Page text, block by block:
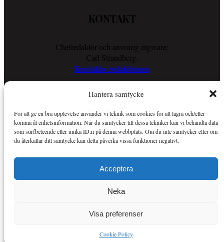
Hantera samtycke
För att ge en bra upplevelse använder vi teknik som cookies för att lagra och/eller
komma åt enhetsinformation. När du samtycker till dessa tekniker kan vi behandla data
som surfbeteende eller unika ID:n på denna webbplats. Om du inte samtycker eller om
du återkallar ditt samtycke kan detta påverka vissa funktioner negativt.
Acceptera
Neka
Visa preferenser
Cookie Policy
KONTAKT
Chefredaktör och ansvarig utgivare:
Carl Strandberg.
Kontakta redaktionen
COOKIES
Läs vår Cookie Policy för att ta reda på vad vi gör för att förenkla
din läsupplevelse.
Så använder vi cookies
OM SPORTKURIREN
MMA i synnerhet.Mer om Sportkuriren
Copyright © Alla rättigheter reserverade.